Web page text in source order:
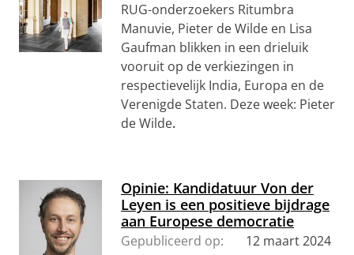
RUG-onderzoekers Ritumbra
Manuvie, Pieter de Wilde en Lisa
Gaufman blikken in een drieluik
vooruit op de verkiezingen in
respectievelijk India, Europa en de
Verenigde Staten. Deze week: Pieter
de Wilde.
Opinie: Kandidatuur Von der
Leyen is een positieve bijdrage
aan Europese democratie
Gepubliceerd op:
12 maart 2024